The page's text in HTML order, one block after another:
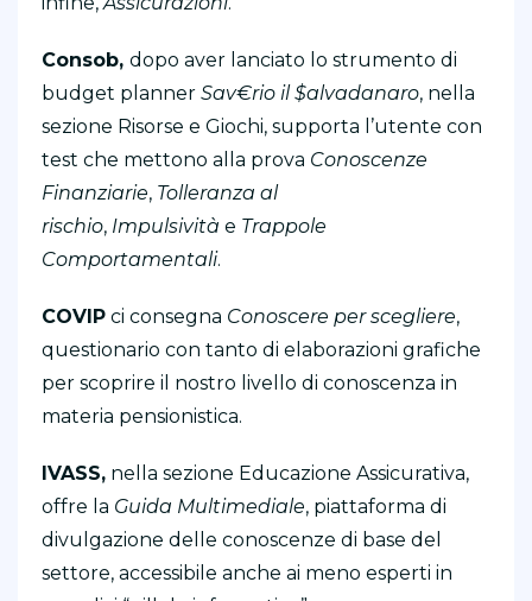
Consob, dopo aver lanciato lo strumento di
budget planner Sav€rio il $alvadanaro, nella
sezione Risorse e Giochi, supporta l’utente con
test che mettono alla prova Conoscenze
Finanziarie, Tolleranza al
rischio, Impulsività e Trappole
Comportamentali.
COVIP ci consegna Conoscere per scegliere,
questionario con tanto di elaborazioni grafiche
per scoprire il nostro livello di conoscenza in
materia pensionistica.
IVASS, nella sezione Educazione Assicurativa,
offre la Guida Multimediale, piattaforma di
divulgazione delle conoscenze di base del
settore, accessibile anche ai meno esperti in